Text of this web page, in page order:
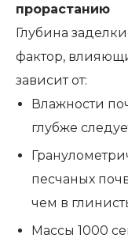
прорастанию
Глубина
фактор,
зависит от:
Влажности
глубже
песчаных
чем в
Массы 1000